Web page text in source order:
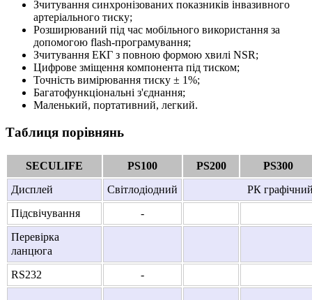
Зчитування синхронізованих показників інвазивного
артеріального тиску;
Розширюваний під час мобільного використання за
допомогою flash-програмування;
Зчитування ЕКГ з повною формою хвилі NSR;
Цифрове зміщення компонента під тиском;
Точність вимірювання тиску ± 1%;
Багатофункціональні з'єднання;
Маленький, портативний, легкий.
Таблиця порівнянь
SECULIFE PS100 PS200
PS300
Дисплей
Світлодіодний
РК
Підсвічування
-
Перевірка
ланцюга
RS232
-